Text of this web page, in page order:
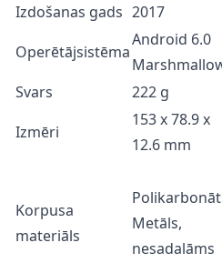
Izdošanas gads 2017
Operētājsistēma
Android 6.0
Svars
222 g
Izmēri
153 x 78.9 x
12.6 mm
Korpusa
materiāls
Metāls,
nesadalāms